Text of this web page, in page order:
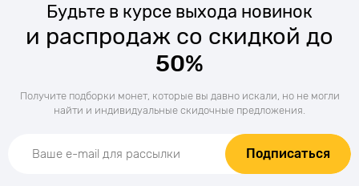
Будьте в курсе выхода новинок
и распродаж со скидкой до
50%
Получите подборки монет, которые вы давно искали, но не могли
найти и индивидуальные скидочные предложения.
Подписаться